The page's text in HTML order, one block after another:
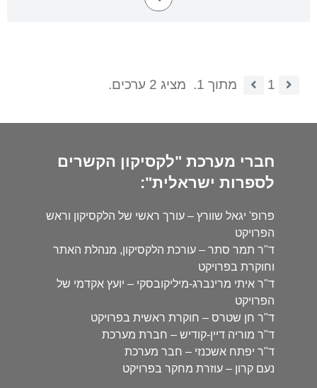
1 מתוך 1. מציג 2 ערכים.
חברי מערכת "לקסיקון הקשרים
לספרות ישראלית":
פרופ' יגאל שוורץ – עורך ראשי של הלקסיקון וראש
הפרויקט
ד"ר תמר סתר – עורכת הלקסיקון, מנהלת האתר
וחוקרת בפרויקט
ד"ר איתי מרינברג-מיליקובסקי – יועץ אקדמי של
הפרויקט
ד"ר חן שטרס – חוקרת ראשית בפרויקט
ד"ר מוריה דיין-קודיש – חברת מערכת
ד"ר יפתח אשכנזי – חבר מערכת
נעם קרון – עוזרת מחקר בפרויקט